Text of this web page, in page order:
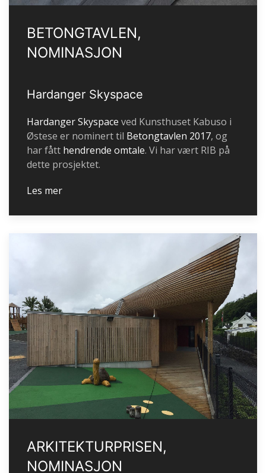
BETONGTAVLEN,
NOMINASJON
Hardanger Skyspace
Hardanger Skyspace ved Kunsthuset Kabuso i
Østese er nominert til Betongtavlen 2017, og
har fått hendrende omtale. Vi har vært RIB på
dette prosjektet.
Les mer
ARKITEKTURPRISEN,
NOMINASJON